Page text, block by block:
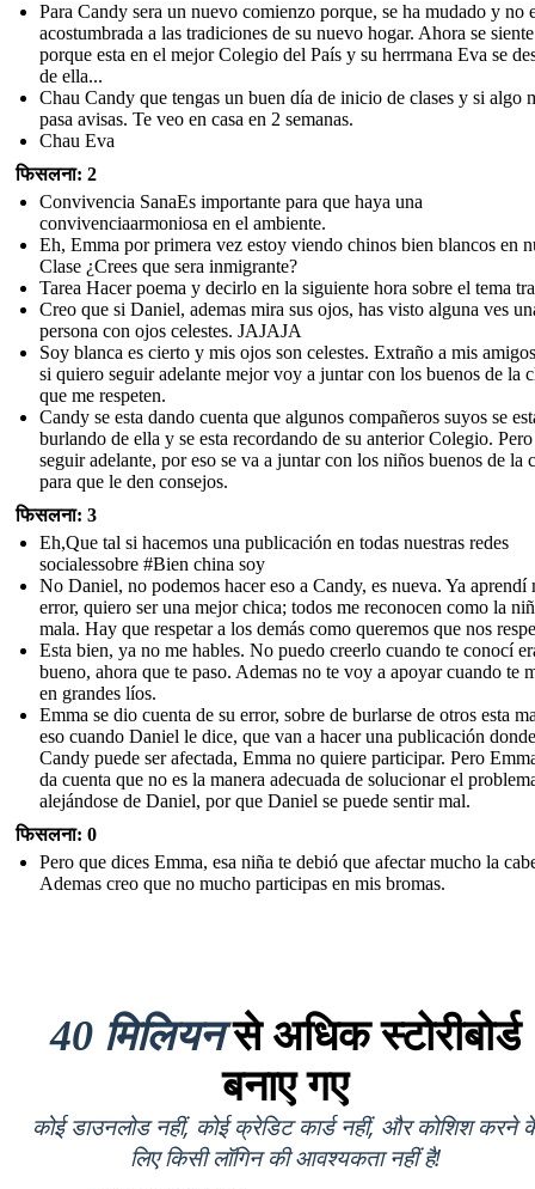
Para Candy sera un nuevo comienzo porque, se ha mudado y no
acostumbrada a las tradiciones de su nuevo hogar. Ahora se
porque esta en el mejor Colegio del País y su herrmana Eva se
de ella...
Chau Candy que tengas un buen día de inicio de clases y si algo
pasa avisas. Te veo en casa en 2 semanas.
Chau Eva
फिसलना: 2
Convivencia SanaEs importante para que haya una
convivenciaarmoniosa en el ambiente.
Eh, Emma por primera vez estoy viendo chinos bien blancos en
Clase ¿Crees que sera inmigrante?
Tarea Hacer poema y decirlo en la siguiente hora sobre el tema
Creo que si Daniel, ademas mira sus ojos, has visto alguna ves
persona con ojos celestes. JAJAJA
Soy blanca es cierto y mis ojos son celestes. Extraño a mis
si quiero seguir adelante mejor voy a juntar con los buenos de la
que me respeten.
Candy se esta dando cuenta que algunos compañeros suyos se
burlando de ella y se esta recordando de su anterior Colegio.
seguir adelante, por eso se va a juntar con los niños buenos de la
para que le den consejos.
फिसलना: 3
Eh,Que tal si hacemos una publicación en todas nuestras redes
socialessobre #Bien china soy
No Daniel, no podemos hacer eso a Candy, es nueva. Ya aprendí
error, quiero ser una mejor chica; todos me reconocen como la
mala. Hay que respetar a los demás como queremos que nos
Esta bien, ya no me hables. No puedo creerlo cuando te conocí
bueno, ahora que te paso. Ademas no te voy a apoyar cuando te
en grandes líos.
Emma se dio cuenta de su error, sobre de burlarse de otros esta
eso cuando Daniel le dice, que van a hacer una publicación donde
Candy puede ser afectada, Emma no quiere participar. Pero
da cuenta que no es la manera adecuada de solucionar el
alejándose de Daniel, por que Daniel se puede sentir mal.
फिसलना: 0
Pero que dices Emma, esa niña te debió que afectar mucho la
Ademas creo que no mucho participas en mis bromas.
40 मिलियनसे अधिक स्टोरीबोर्ड
बनाए गए
कोई डाउनलोड नहीं, कोई क्रेडिट कार्ड नहीं, और कोशिश करने
लिए किसी लॉगिन की आवश्यकता नहीं है!